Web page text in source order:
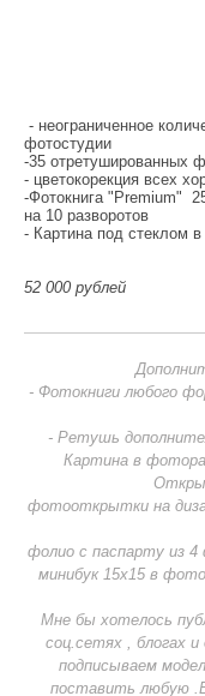
- неограниченное
фотостудии
-35 отретушированных
- цветокорекция всех
-Фотокнига "Premium"
на 10 разворотов
- Картина под стеклом
52 000 рублей
- Фотокниги любого
- Ретушь
Картина в
фотооткрытки на
фолио с паспарту из 4
минибук 15х15 в
Мне бы хотелось
соц.сетях , блогах
подписываем
поставить любую